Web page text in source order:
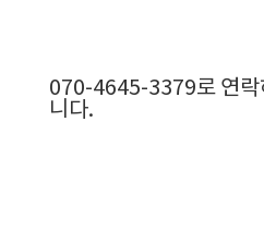
070-4645-3379로 연락
니다.